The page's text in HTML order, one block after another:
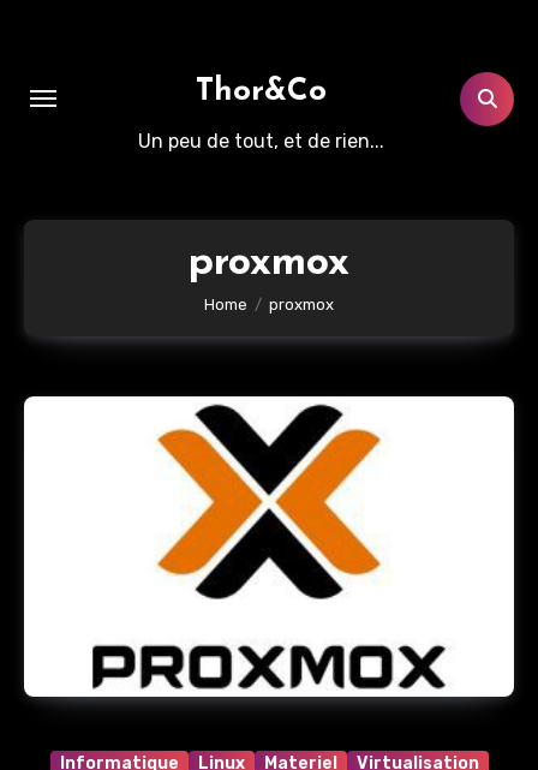
Thor&Co
Un peu de tout, et de rien...
proxmox
Home proxmox
Informatique Linux Materiel Virtualisation